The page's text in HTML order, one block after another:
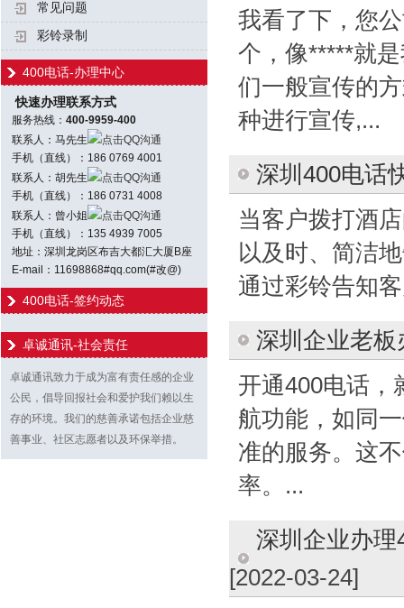
常见问题
彩铃录制
400电话-办理中心
快速办理联系方式
服务热线： 400-9959-400
联系人：马先生
点击QQ沟通
手机（直线）：186 0769 4001
联系人：胡先生
点击QQ沟通
手机（直线）：186 0731 4008
联系人：曾小姐
点击QQ沟通
手机（直线）：135 4939 7005
地址：深圳龙岗区布吉大都汇大厦B座
E-mail：11698868#qq.com(#改@)
400电话-签约动态
卓诚通讯-社会责任
卓诚通讯致力于成为富有责任感的企业
公民，倡导回报社会和爱护我们赖以生
存的环境。我们的慈善承诺包括企业慈
善事业、社区志愿者以及环保举措。
我看了下，您
个，像*****就
们一般宣传的
种进行宣传,...
深圳400电话
当客户拨打酒
以及时、简洁
通过彩铃告知
深圳企业老
开通400电话，
航功能，如同
准的服务。这
率。...
深圳企业办
[2022-03-24]